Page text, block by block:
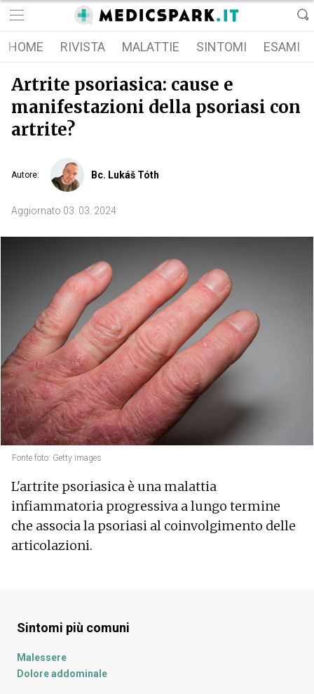
HOME RIVISTA MALATTIE SINTOMI ESAMI
Artrite psoriasica: cause e
manifestazioni della psoriasi con
artrite?
Autore: Bc. Lukáš Tóth
Aggiornato 03. 03. 2024
Fonte foto: Getty images
L'artrite psoriasica è una malattia
infiammatoria progressiva a lungo termine
che associa la psoriasi al coinvolgimento delle
articolazioni.
Sintomi più comuni
Malessere
Dolore addominale